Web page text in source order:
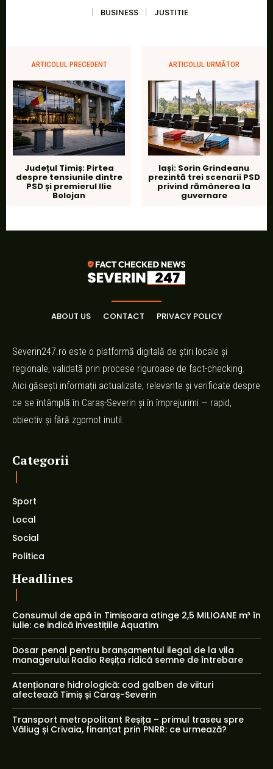
BUSINESS
JUSTITIE
ARTICOLUL PRECEDENT
Județul Timiș: Pirtea
despre tensiunile dintre
PSD și premierul Ilie
Bolojan
ARTICOLUL URMĂTOR
Iași: Sorin Grindeanu
prezintă trei scenarii PSD
privind rămânerea la
guvernare
ABOUT US CONTACT PRIVACY POLICY
Severin247.ro este o platformă digitală de știri locale și
regionale, validată prin procese riguroase de fact-checking.
Aici găsești informații actualizate, relevante și verificate despre
ce se întâmplă în Caraș-Severin și în împrejurimi — rapid,
obiectiv și fără zgomot inutil.
Categorii
Sport
Local
Social
Politica
Headlines
Consumul de apă în Timișoara atinge 2,5 MILIOANE m³ în
iulie: ce indică investițiile Aquatim
Dosar penal pentru branșamentul ilegal de la vila
managerului Radio Reșița ridică semne de întrebare
Atenționare hidrologică: cod galben de viituri
afectează Timiș și Caraș-Severin
Transport metropolitant Reșița – primul traseu spre
Văliug și Crivaia, finanțat prin PNRR: ce urmează?